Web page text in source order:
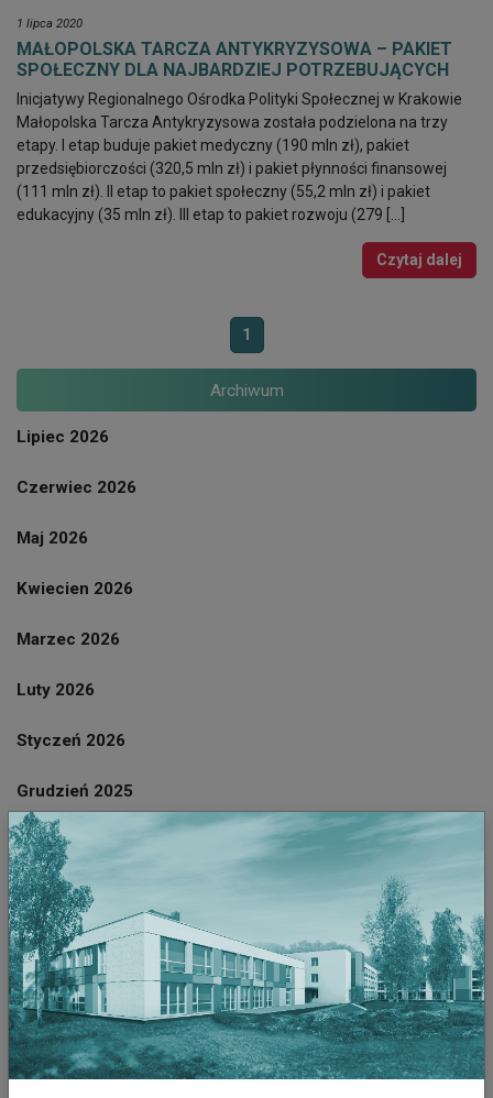
1 lipca 2020
MAŁOPOLSKA TARCZA ANTYKRYZYSOWA – PAKIET
SPOŁECZNY DLA NAJBARDZIEJ POTRZEBUJĄCYCH
Inicjatywy Regionalnego Ośrodka Polityki Społecznej w Krakowie
Małopolska Tarcza Antykryzysowa została podzielona na trzy
etapy. I etap buduje pakiet medyczny (190 mln zł), pakiet
przedsiębiorczości (320,5 mln zł) i pakiet płynności finansowej
(111 mln zł). II etap to pakiet społeczny (55,2 mln zł) i pakiet
edukacyjny (35 mln zł). III etap to pakiet rozwoju (279 […]
Czytaj dalej
1
Archiwum
Lipiec 2026
Czerwiec 2026
Maj 2026
Kwiecien 2026
Marzec 2026
Luty 2026
Styczeń 2026
Grudzień 2025
Listopad 2025
Październik 2025
Wrzesień 2025
Sierpień 2025
Lipiec 2025